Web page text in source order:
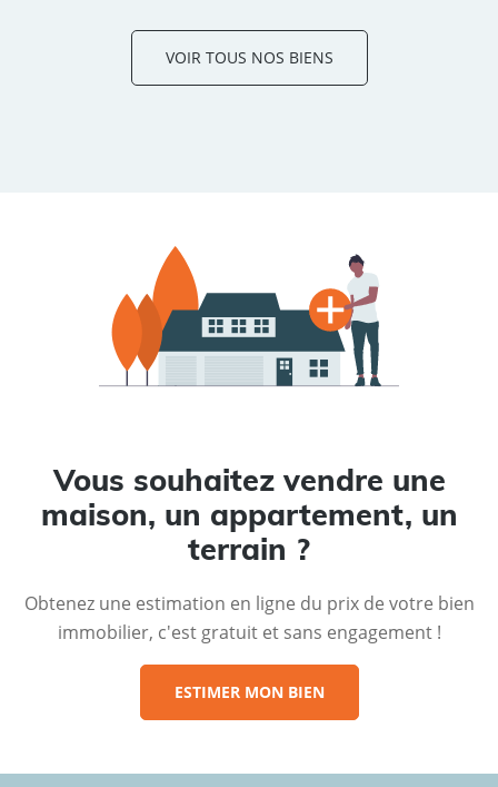
VOIR TOUS NOS BIENS
Vous souhaitez vendre une
maison, un appartement, un
terrain ?
Obtenez une estimation en ligne du prix de votre bien
immobilier, c'est gratuit et sans engagement !
ESTIMER MON BIEN